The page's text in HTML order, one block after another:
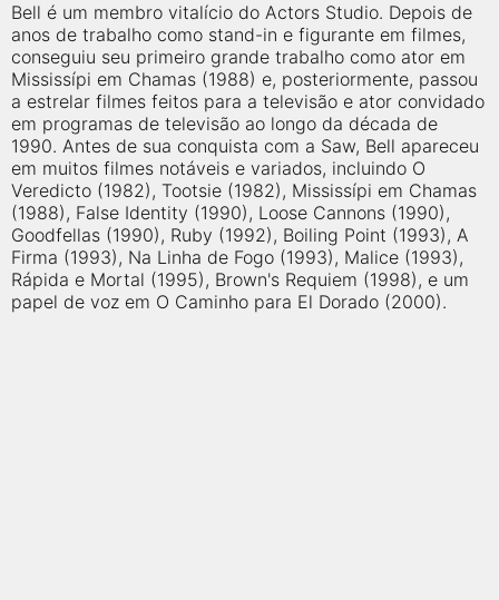
Bell é um membro vitalício do Actors Studio. Depois de
anos de trabalho como stand-in e figurante em filmes,
conseguiu seu primeiro grande trabalho como ator em
Mississípi em Chamas (1988) e, posteriormente, passou
a estrelar filmes feitos para a televisão e ator convidado
em programas de televisão ao longo da década de
1990. Antes de sua conquista com a Saw, Bell apareceu
em muitos filmes notáveis ​​e variados, incluindo O
Veredicto (1982), Tootsie (1982), Mississípi em Chamas
(1988), False Identity (1990), Loose Cannons (1990),
Goodfellas (1990), Ruby (1992), Boiling Point (1993), A
Firma (1993), Na Linha de Fogo (1993), Malice (1993),
Rápida e Mortal (1995), Brown's Requiem (1998), e um
papel de voz em O Caminho para El Dorado (2000).
sessões de cinema no Brasil. Através dele, você pode
encontrar os filmes no cinema mais próximos a você ou a
qualquer cidade em território brasileiro. Você pode também
acessar informações sobre cinemas, horários, assistir aos
trailers e muito mais.